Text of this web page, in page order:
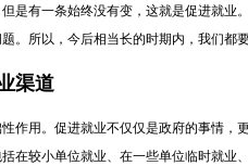
是有一条始终没有变，这就是促进就
。所以，今后相当长的时期内，我们都
渠道
作用。促进就业不仅仅是政府的事情，
在较小单位就业、在一些单位临时就